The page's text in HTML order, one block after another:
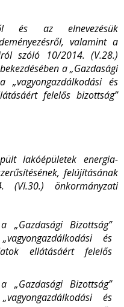
és az elnevezésük
valamint a
szóló 10/2014. (V.28.)
a „Gazdasági
„vagyongazdálkodási és
felelős bizottság”
lakóépületek energia-
felújításának
(VI.30.) önkormányzati
„Gazdasági Bizottság”
és
ellátásáért felelős
„Gazdasági Bizottság”
és